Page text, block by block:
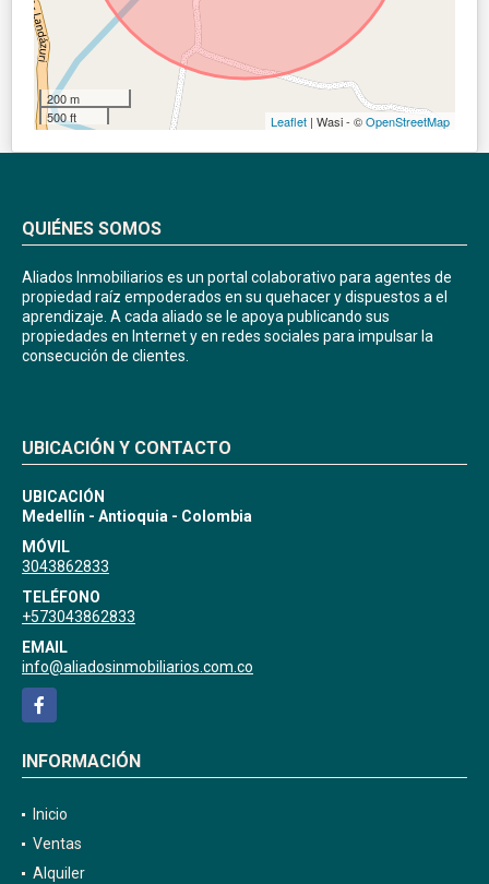
200 m
500 ft
Leaflet | Wasi - ©OpenStreetMap
QUIÉNES SOMOS
Aliados Inmobiliarios es un portal colaborativo para agentes de
propiedad raíz empoderados en su quehacer y dispuestos a el
aprendizaje. A cada aliado se le apoya publicando sus
propiedades en Internet y en redes sociales para impulsar la
consecución de clientes.
UBICACIÓN Y CONTACTO
UBICACIÓN
Medellín - Antioquia - Colombia
MÓVIL
3043862833
TELÉFONO
+573043862833
EMAIL
info@aliadosinmobiliarios.com.co
Facebook
INFORMACIÓN
Inicio
Ventas
Alquiler